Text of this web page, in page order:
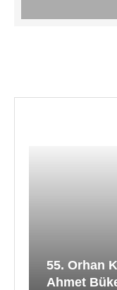
55. Orhan
Ahmet